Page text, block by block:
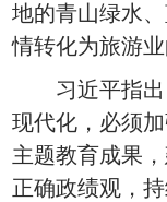
地的青山绿水
情转化为旅游业
习近平指出
现代化，必须
主题教育成果
正确政绩观，